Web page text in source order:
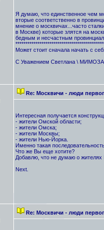
Я думаю, что единственное чем
вторые соответственно в
мнение о москвичах...часто
в Москве) которые злятся на
бедным и несчастным
Может стоит сначала начать с
С Уважением Светлана \ МИМОЗА
Re: Москвичи - люди
Интересная получается
- жители Омской области;
- жители Омска;
- жители Москвы;
- жители Нью-Йорка.
Именно такая
Что же Вы еще хотите?
Добавлю, что не думаю о
Next.
Re: Москвичи - люди